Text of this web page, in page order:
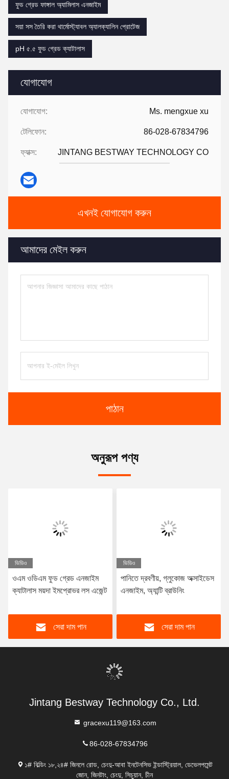
যোগাযোগ
যোগাযোগ: Ms. mengxue xu
টেলিফোন: 86-028-67834796
ফ্যাক্স: JINTANG BESTWAY TECHNOLOGY CO
এখনই যোগাযোগ করুন
আমাদের মেইল করুন
পাঠান
ফুড গ্রেড ফাঙ্গাল অ্যামিলাস এনজাইম
সয়া সস তৈরি করা থার্মোস্ট্যাবল অ্যালক্যালিন প্রোটেজ
pH ৫.৫ ফুড গ্রেড ক্যাটালাস
অনুরূপ পণ্য
ভিডিও
ওএম ওডিএম ফুড গ্রেড এনজাইম
ক্যাটালাস ময়দা ইমপ্রোভর লস এজেন্ট
সেরা দাম পান
ভিডিও
পানিতে দ্রবণীয়, গ্লুকোজ অক্সাইডেস
এনজাইম, অ্যান্টি ব্রাউনিং
সেরা দাম পান
Jintang Bestway Technology Co., Ltd.
gracexu119@163.com
86-028-67834796
১# বিল্ডিং ১৮,২৪# জিনলে রোড, চেংদু-আবা ইনটেনসিভ ইন্ডাস্ট্রিয়াল, ডেভেলপমেন্ট
জোন, জিনটাং, চেংদু, সিচুয়ান, চীন